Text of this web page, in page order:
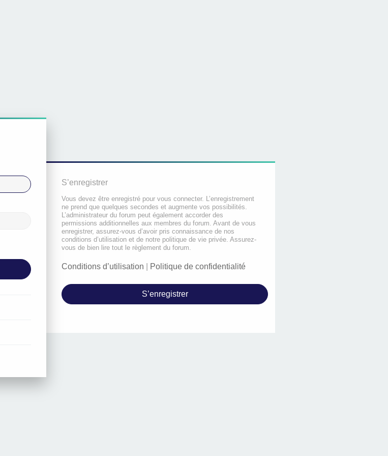
S’enregistrer
Vous devez être enregistré pour vous connecter. L’enregistrement
ne prend que quelques secondes et augmente vos possibilités.
L’administrateur du forum peut également accorder des
permissions additionnelles aux membres du forum. Avant de vous
enregistrer, assurez-vous d’avoir pris connaissance de nos
conditions d’utilisation et de notre politique de vie privée. Assurez-
vous de bien lire tout le règlement du forum.
Conditions d’utilisation Politique de confidentialité
S’enregistrer